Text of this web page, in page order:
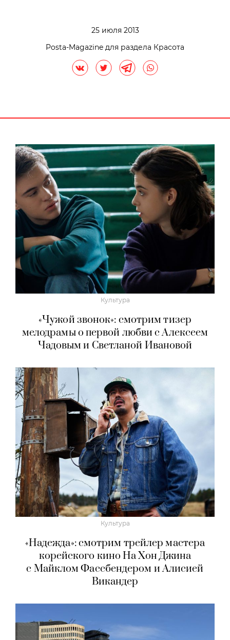
25 июля 2013
Posta-Magazine для раздела Красота
Культура
«Чужой звонок»: смотрим тизер
мелодрамы о первой любви с Алексеем
Чадовым и Светланой Ивановой
Культура
«Надежда»: смотрим трейлер мастера
корейского кино На Хон Джина
с Майклом Фассбендером и Алисией
Викандер